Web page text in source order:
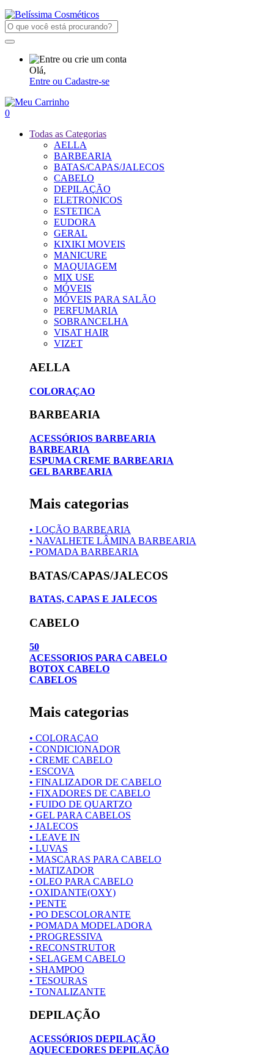
Olá,
Entre ou Cadastre-se
0
Todas as Categorias
AELLA
BARBEARIA
BATAS/CAPAS/JALECOS
CABELO
DEPILAÇÃO
ELETRONICOS
ESTETICA
EUDORA
GERAL
KIXIKI MOVEIS
MANICURE
MAQUIAGEM
MIX USE
MÓVEIS
MÓVEIS PARA SALÃO
PERFUMARIA
SOBRANCELHA
VISAT HAIR
VIZET
AELLA
COLORAÇAO
BARBEARIA
ACESSÓRIOS BARBEARIA
BARBEARIA
ESPUMA CREME BARBEARIA
GEL BARBEARIA
Mais categorias
• LOÇÃO BARBEARIA
• NAVALHETE LÂMINA BARBEARIA
• POMADA BARBEARIA
BATAS/CAPAS/JALECOS
BATAS, CAPAS E JALECOS
CABELO
50
ACESSORIOS PARA CABELO
BOTOX CABELO
CABELOS
Mais categorias
• COLORAÇAO
• CONDICIONADOR
• CREME CABELO
• ESCOVA
• FINALIZADOR DE CABELO
• FIXADORES DE CABELO
• FUIDO DE QUARTZO
• GEL PARA CABELOS
• JALECOS
• LEAVE IN
• LUVAS
• MASCARAS PARA CABELO
• MATIZADOR
• OLEO PARA CABELO
• OXIDANTE(OXY)
• PENTE
• PO DESCOLORANTE
• POMADA MODELADORA
• PROGRESSIVA
• RECONSTRUTOR
• SELAGEM CABELO
• SHAMPOO
• TESOURAS
• TONALIZANTE
DEPILAÇÃO
ACESSÓRIOS DEPILAÇÃO
AQUECEDORES DEPILAÇÃO